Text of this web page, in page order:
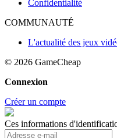
Confidentialité
COMMUNAUTÉ
L'actualité des jeux
© 2026 GameCheap
Connexion
Créer un compte
Ces informations